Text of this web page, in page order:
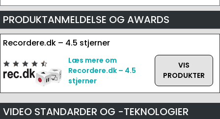
PRODUKTANMELDELSE OG AWARDS
Recordere.dk – 4.5 stjerner
Læs mere om
Recordere.dk – 4.5
stjerner
VIS
PRODUKTER
VIDEO STANDARDER OG -TEKNOLOGIER